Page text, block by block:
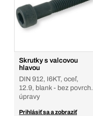
Skrutky s valcovou
hlavou
DIN 912, I6KT, oceľ,
12.9, blank - bez povrch.
úpravy
Prihlásiť sa a zobraziť